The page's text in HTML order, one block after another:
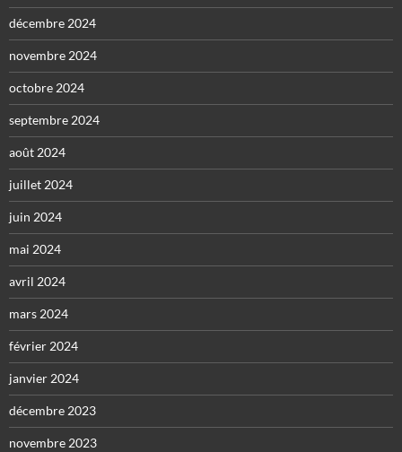
décembre 2024
novembre 2024
octobre 2024
septembre 2024
août 2024
juillet 2024
juin 2024
mai 2024
avril 2024
mars 2024
février 2024
janvier 2024
décembre 2023
novembre 2023